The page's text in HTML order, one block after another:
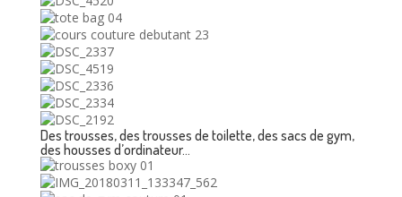
Des trousses, des trousses de toilette, des sacs de gym,
des housses d’ordinateur…